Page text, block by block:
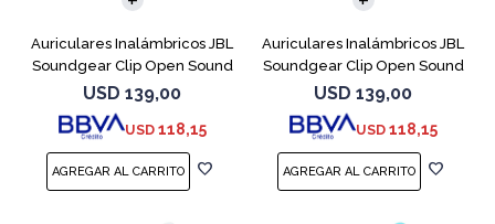
Auriculares Inalámbricos JBL
Soundgear Clip Open Sound
Purpl
USD 139,00
USD 118,15
Auriculares Inalámbricos JBL
Soundgear Clip Open Sound
Blanc
USD 139,00
USD 118,15